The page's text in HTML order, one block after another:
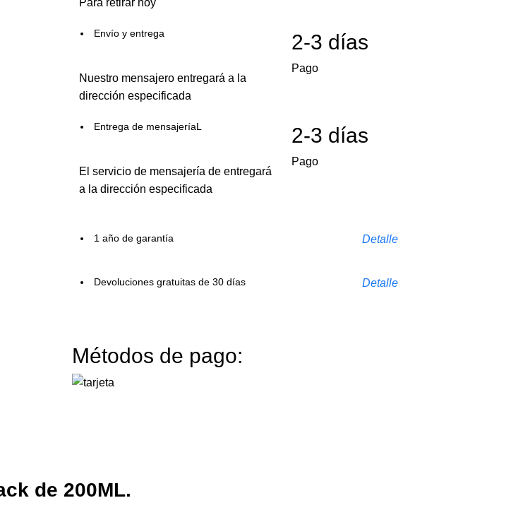
Para retirar hoy
Envío y entrega
Nuestro mensajero entregará a la
dirección especificada
2-3 días
Pago
Entrega de mensajeríaL
El servicio de mensajería de entregará
a la dirección especificada
2-3 días
Pago
1 año de garantía Detalle
Devoluciones gratuitas de 30 días Detalle
Métodos de pago:
de 200ML.